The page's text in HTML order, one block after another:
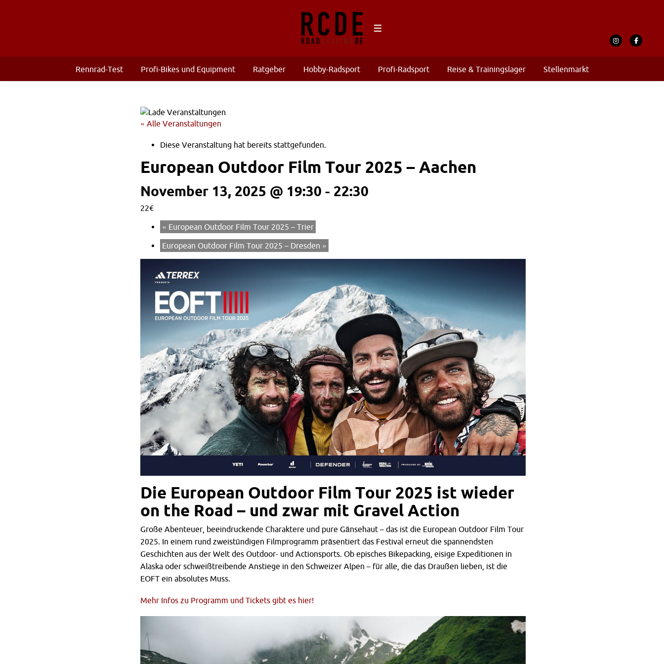
Rennrad-Test Profi-Bikes und Equipment Ratgeber Hobby-Radsport Profi-Radsport Reise & Trainingslager Stellenmarkt
« Alle Veranstaltungen
Diese Veranstaltung hat bereits stattgefunden.
European Outdoor Film Tour 2025 – Aachen
November 13, 2025 @ 19:30 - 22:30
22€
« European Outdoor Film Tour 2025 – Trier
European Outdoor Film Tour 2025 – Dresden »
Die European Outdoor Film Tour 2025 ist wieder
on the Road – und zwar mit Gravel Action
Große Abenteuer, beeindruckende Charaktere und pure Gänsehaut – das ist die European Outdoor Film Tour
2025. In einem rund zweistündigen Filmprogramm präsentiert das Festival erneut die spannendsten
Geschichten aus der Welt des Outdoor- und Actionsports. Ob episches Bikepacking, eisige Expeditionen in
Alaska oder schweißtreibende Anstiege in den Schweizer Alpen – für alle, die das Draußen lieben, ist die
EOFT ein absolutes Muss.
Mehr Infos zu Programm und Tickets gibt es hier!